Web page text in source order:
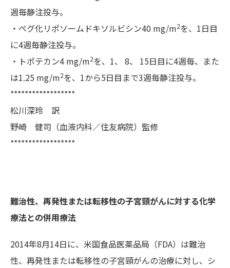
週毎静注投与。
・ペグ化リポソームドキソルビシン40 mg/m2を、1日目
に4週毎静注投与。
・トポテカン4 mg/m2を、1、 8、 15日目に4週毎、また
は1.25 mg/m2を、1から5日目まで3週毎静注投与。
******************
松川深玲 訳
野崎 健司（血液内科／住友病院）監修
******************
難治性、再発性または転移性の子宮頸がんに対する化学
療法との併用療法
2014年8月14日に、米国食品医薬品局（FDA）は難治
性、再発性または転移性の子宮頸がんの治療に対し、シ